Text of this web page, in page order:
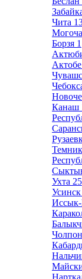
Чита
Могоча
Борзя 1
Актобе
Канаш
Ухта 25
Усинск
Иссык-